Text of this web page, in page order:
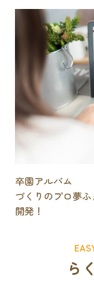
卒園アルバム
づくりのプロ夢
開発！
ら